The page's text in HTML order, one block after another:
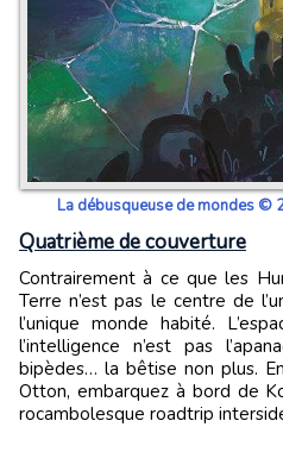
La débusqueuse de mondes ©
Quatrième de couverture
Contrairement à ce que les Humains ont longtemps cru, la
Terre n’est pas le centre de
l’unique monde habité.
l’intelligence n’est pas
bipèdes… la bêtise non plus.
Otton, embarquez à bord de
rocambolesque roadtrip